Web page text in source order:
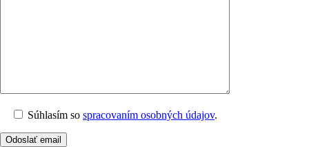
Súhlasím so spracovaním osobných údajov.